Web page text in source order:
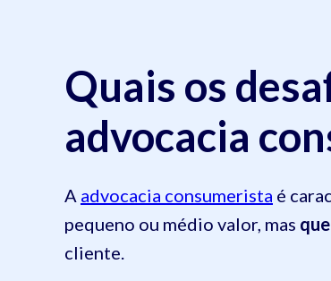
Quais os
advocacia
A advocacia consumerista é
pequeno ou médio valor, mas
cliente.